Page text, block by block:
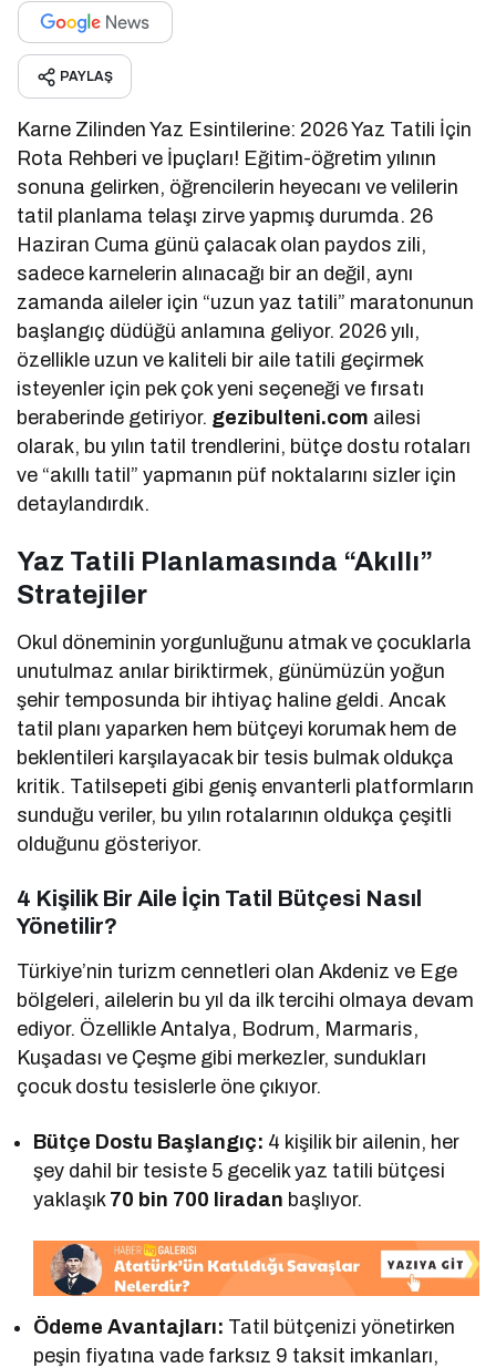
PAYLAŞ
Karne Zilinden Yaz Esintilerine: 2026 Yaz Tatili İçin
Rota Rehberi ve İpuçları! Eğitim-öğretim yılının
sonuna gelirken, öğrencilerin heyecanı ve velilerin
tatil planlama telaşı zirve yapmış durumda. 26
Haziran Cuma günü çalacak olan paydos zili,
sadece karnelerin alınacağı bir an değil, aynı
zamanda aileler için “uzun yaz tatili” maratonunun
başlangıç düdüğü anlamına geliyor. 2026 yılı,
özellikle uzun ve kaliteli bir aile tatili geçirmek
isteyenler için pek çok yeni seçeneği ve fırsatı
beraberinde getiriyor. gezibulteni.com ailesi
olarak, bu yılın tatil trendlerini, bütçe dostu rotaları
ve “akıllı tatil” yapmanın püf noktalarını sizler için
detaylandırdık.
Yaz Tatili Planlamasında “Akıllı”
Stratejiler
Okul döneminin yorgunluğunu atmak ve çocuklarla
unutulmaz anılar biriktirmek, günümüzün yoğun
şehir temposunda bir ihtiyaç haline geldi. Ancak
tatil planı yaparken hem bütçeyi korumak hem de
beklentileri karşılayacak bir tesis bulmak oldukça
kritik. Tatilsepeti gibi geniş envanterli platformların
sunduğu veriler, bu yılın rotalarının oldukça çeşitli
olduğunu gösteriyor.
4 Kişilik Bir Aile İçin Tatil Bütçesi Nasıl
Yönetilir?
Türkiye’nin turizm cennetleri olan Akdeniz ve Ege
bölgeleri, ailelerin bu yıl da ilk tercihi olmaya devam
ediyor. Özellikle Antalya, Bodrum, Marmaris,
Kuşadası ve Çeşme gibi merkezler, sundukları
çocuk dostu tesislerle öne çıkıyor.
Bütçe Dostu Başlangıç: 4 kişilik bir ailenin, her
şey dahil bir tesiste 5 gecelik yaz tatili bütçesi
yaklaşık 70 bin 700 liradan başlıyor.
Ödeme Avantajları: Tatil bütçenizi yönetirken
peşin fiyatına vade farksız 9 taksit imkanları,